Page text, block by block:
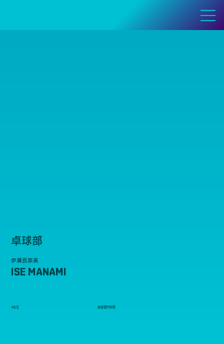
卓球部
伊瀬真奈美
ISE MANAMI
4年生 体育専門学群